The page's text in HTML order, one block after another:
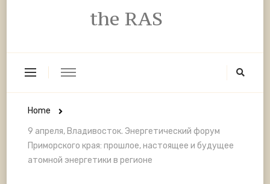
the RAS
Home
9 апреля, Владивосток. Энергетический форум
Приморского края: прошлое, настоящее и будущее
атомной энергетики в регионе